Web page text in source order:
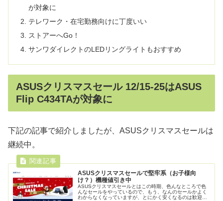
が対象に
テレワーク・在宅勤務向けに丁度いい
ストアーへGo！
サンワダイレクトのLEDリングライトもおすすめ
ASUSクリスマスセール 12/15-25はASUS
Flip C434TAが対象に
下記の記事で紹介しましたが、ASUSクリスマスセールは
継続中。
ASUSクリスマスセールで堅牢系（お子様向
け？）機種値引き中
ASUSクリスマスセールとはこの時期、色んなところで色
んなセールをやっているので、もう、なんのセールかよく
わからなくなっていますが、とにかく安くなるのは歓迎で